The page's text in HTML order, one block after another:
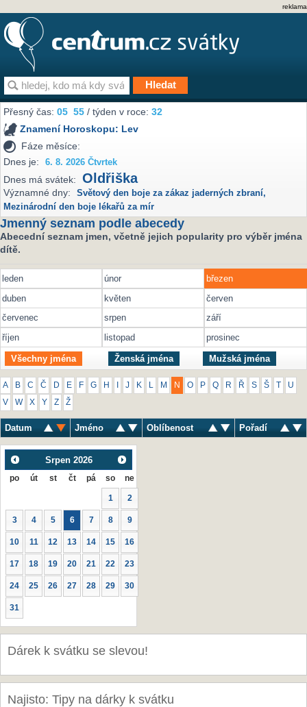
reklama
Přesný čas:05 55 / týden v roce:32
Znamení Horoskopu: Lev
Fáze měsíce:
Dnes je:
6. 8. 2026 Čtvrtek
Dnes má svátek: Oldřiška
Významné dny: Světový den boje za zákaz jaderných zbraní,
Mezinárodní den boje lékařů za mír
Jmenný seznam podle abecedy
Abecední seznam jmen, včetně jejich popularity pro výběr jména
dítě.
leden únor
březen
duben
květen
červen
červenec
srpen
září
říjen
listopad prosinec
Všechny jména Ženská jména Mužská jména
A B C Č D E F G H J K M N O P Q R Ř S Š U
V W X Y Z Ž
Datum Jméno Oblíbenost Pořadí
Srpen 2026
po út st čt pá so ne
1 2
3 4 5 6 7 8 9
10 11 12 13 14 15 16
17 18 19 20 21 22 23
24 25 26 27 28 29 30
31
Dárek k svátku se slevou!
Najisto: Tipy na dárky k svátku